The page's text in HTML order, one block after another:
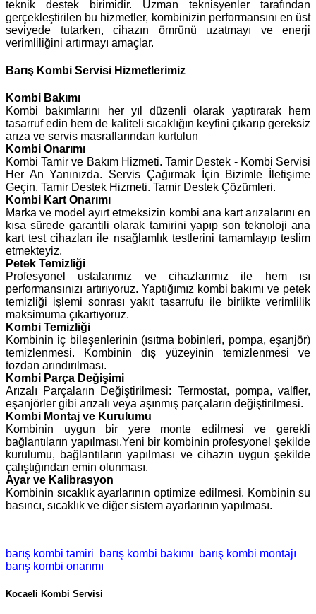
teknik destek birimidir. Uzman teknisyenler tarafından
gerçekleştirilen bu hizmetler, kombinizin performansını en üst
seviyede tutarken, cihazın ömrünü uzatmayı ve enerji
verimliliğini artırmayı amaçlar.
Barış Kombi Servisi Hizmetlerimiz
Kombi Bakımı
Kombi bakımlarını her yıl düzenli olarak yaptırarak hem
tasarruf edin hem de kaliteli sıcaklığın keyfini çıkarıp gereksiz
arıza ve servis masraflarından kurtulun
Kombi Onarımı
Kombi Tamir ve Bakım Hizmeti. Tamir Destek - Kombi Servisi
Her An Yanınızda. Servis Çağırmak İçin Bizimle İletişime
Geçin. Tamir Destek Hizmeti. Tamir Destek Çözümleri.
Kombi Kart Onarımı
Marka ve model ayırt etmeksizin kombi ana kart arızalarını en
kısa sürede garantili olarak tamirini yapıp son teknoloji ana
kart test cihazları ile nsağlamlık testlerini tamamlayıp teslim
etmekteyiz.
Petek Temizliği
Profesyonel ustalarımız ve cihazlarımız ile hem ısı
performansınızı artırıyoruz. Yaptığımız kombi bakımı ve petek
temizliği işlemi sonrası yakıt tasarrufu ile birlikte verimlilik
maksimuma çıkartıyoruz.
Kombi Temizliği
Kombinin iç bileşenlerinin (ısıtma bobinleri, pompa, eşanjör)
temizlenmesi. Kombinin dış yüzeyinin temizlenmesi ve
tozdan arındırılması.
Kombi Parça Değişimi
Arızalı Parçaların Değiştirilmesi: Termostat, pompa, valfler,
eşanjörler gibi arızalı veya aşınmış parçaların değiştirilmesi.
Kombi Montaj ve Kurulumu
Kombinin uygun bir yere monte edilmesi ve gerekli
bağlantıların yapılması.Yeni bir kombinin profesyonel şekilde
kurulumu, bağlantıların yapılması ve cihazın uygun şekilde
çalıştığından emin olunması.
Ayar ve Kalibrasyon
Kombinin sıcaklık ayarlarının optimize edilmesi. Kombinin su
basıncı, sıcaklık ve diğer sistem ayarlarının yapılması.
barış kombi tamiri barış kombi bakımı
barış kombi montajı
barış kombi onarımı
Kocaeli Kombi Servisi